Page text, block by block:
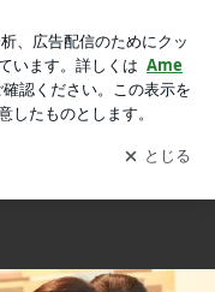
【風水薬膳Ⓡライフスタイル講座】あなたの人生を豊かにする講座